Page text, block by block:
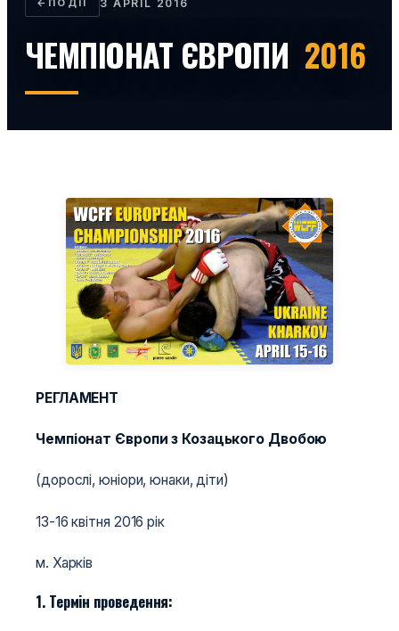
← ПОДІЇ 3 APRIL 2016
ЧЕМПІОНАТ ЄВРОПИ 2016
РЕГЛАМЕНТ
Чемпіонат Європи з Козацького Двобою
(дорослі, юніори, юнаки, діти)
13-16 квітня 2016 рік
м. Харків
1. Термін проведення: